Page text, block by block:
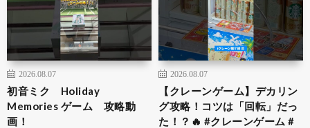
2026.08.07
初音ミク Holiday
Memories ゲーム 攻略動
画！
2026.08.07
【クレーンゲーム】デカリン
グ攻略！コツは「回転」だっ
た！？🔥 #クレーンゲーム #